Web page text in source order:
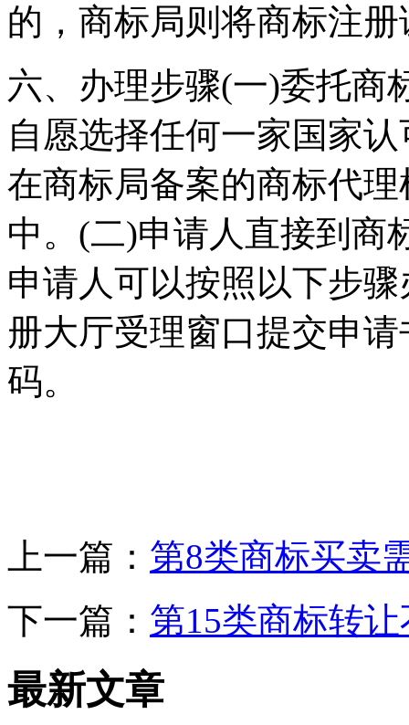
的，商标局则将商标注
六、办理步骤(一)委托商
自愿选择任何一家国家
在商标局备案的商标代
中。(二)申请人直接到商
申请人可以按照以下步
册大厅受理窗口提交申
码。
上一篇： 第8类商标买卖
下一篇： 第15类商标转
最新文章